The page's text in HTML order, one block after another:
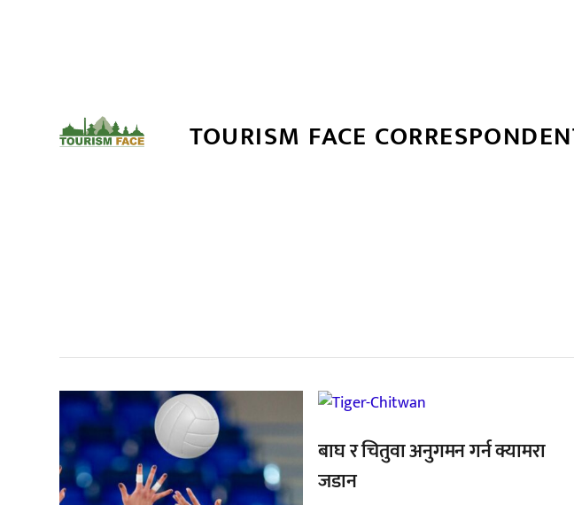
TOURISM FACE
,
बाघ र चितुवा अनुगमन गर्न क्यामरा
जडान